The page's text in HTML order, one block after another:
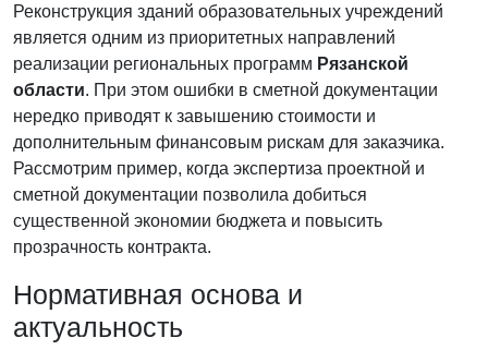
Реконструкция зданий образовательных учреждений
является одним из приоритетных направлений
реализации региональных программ Рязанской
области. При этом ошибки в сметной документации
нередко приводят к завышению стоимости и
дополнительным финансовым рискам для заказчика.
Рассмотрим пример, когда экспертиза проектной и
сметной документации позволила добиться
существенной экономии бюджета и повысить
прозрачность контракта.
Нормативная основа и
актуальность